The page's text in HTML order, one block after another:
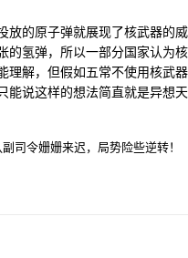
放的原子弹就展现了核武器的
的氢弹，所以一部分国家认为
理解，但假如五常不使用核武
能说这样的想法简直就是异想天
司令姗姗来迟，局势险些逆转！